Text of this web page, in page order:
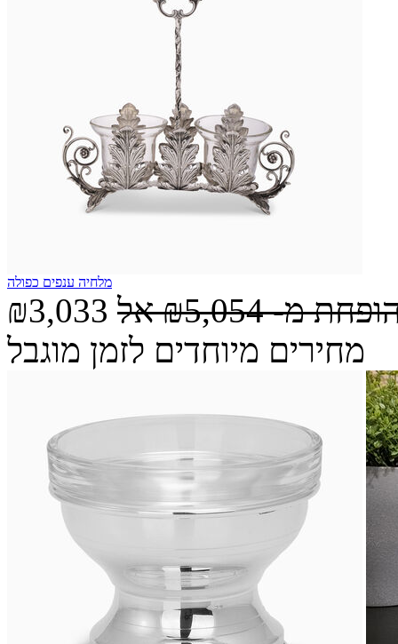
מלחיה ענפים כפולה
₪3,033 מ-₪5,054 אל
מחירים מיוחדים לזמן מוגבל